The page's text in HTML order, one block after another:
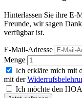
Hinterlassen Sie ihre E-
Freunde, wir sagen
verfügbar ist.
E-Mail-Adresse
Menge
Ich erkläre mich mit
mit der
Ich möchte den